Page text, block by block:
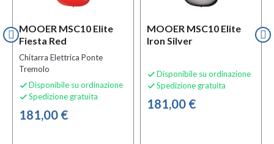
MOOER MSC10 Elite
Fiesta Red
Chitarra Elettrica Ponte
Tremolo
 Disponibile su ordinazione
 Spedizione gratuita
181,00 €
MOOER MSC10 Elite
Iron Silver
 Disponibile su ordinazione
 Spedizione gratuita
181,00 €